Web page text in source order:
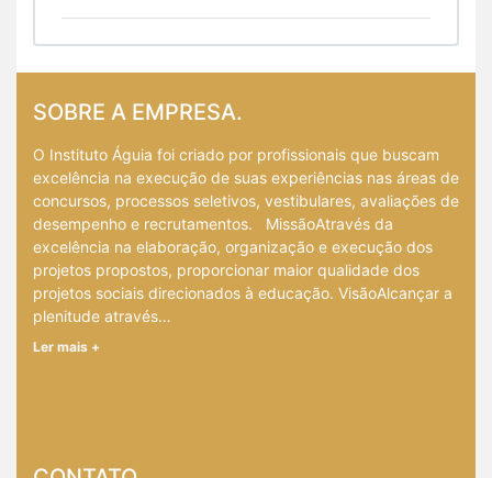
SOBRE A EMPRESA.
O Instituto Águia foi criado por profissionais que buscam
excelência na execução de suas experiências nas áreas de
concursos, processos seletivos, vestibulares, avaliações de
desempenho e recrutamentos. MissãoAtravés da
excelência na elaboração, organização e execução dos
projetos propostos, proporcionar maior qualidade dos
projetos sociais direcionados à educação. VisãoAlcançar a
plenitude através…
Ler mais +